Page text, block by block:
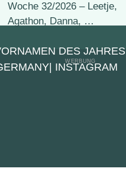
Woche 32/2026 – Leetje,
Agathon, Danna, …
DES JAHRES|
INSTAGRAM